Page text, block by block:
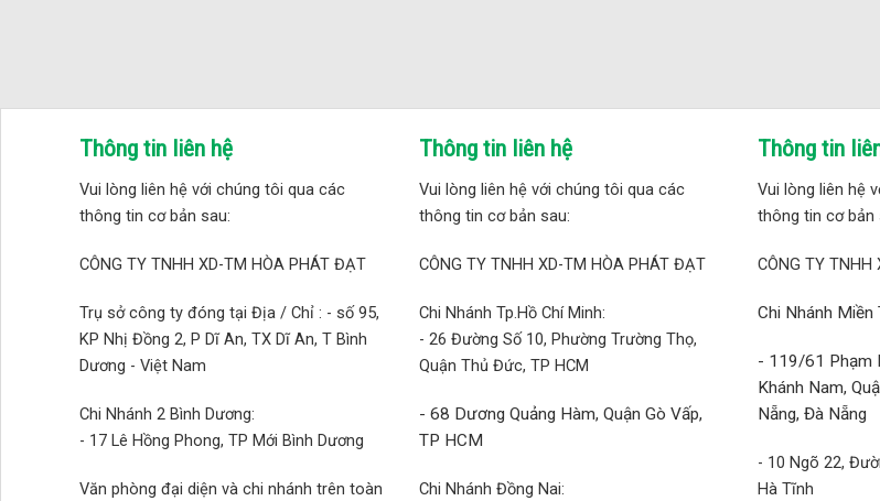
Thông tin liên hệ
Vui lòng liên hệ với chúng tôi qua các
thông tin cơ bản sau:
CÔNG TY TNHH XD-TM HÒA PHÁT ĐẠT
Trụ sở công ty đóng tại Địa / Chỉ : - số 95,
KP Nhị Đồng 2, P Dĩ An, TX Dĩ An, T Bình
Dương - Việt Nam
Chi Nhánh 2 Bình Dương:
- 17 Lê Hồng Phong, TP Mới Bình Dương
Văn phòng đại diện và chi nhánh trên toàn
Thông tin liên hệ
Vui lòng liên hệ với chúng tôi qua các
thông tin cơ bản sau:
CÔNG TY TNHH XD-TM HÒA PHÁT ĐẠT
Chi Nhánh Tp.Hồ Chí Minh:
- 26 Đường Số 10, Phường Trường Thọ,
Quận Thủ Đức, TP HCM
- 68 Dương Quảng Hàm, Quận Gò Vấp,
TP HCM
Chi Nhánh Đồng Nai:
Thông tin
Vui lòng liên hệ
thông tin cơ bản
CÔNG TY
Chi Nhánh Miền
- 119/61 Phạm
Khánh Nam,
Nẵng, Đà Nẵng
- 10 Ngõ 22,
Hà Tĩnh